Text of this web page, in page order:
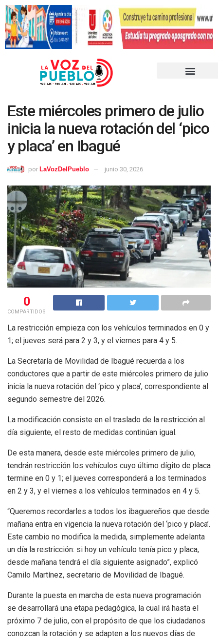
Este miércoles primero de julio
inicia la nueva rotación del ‘pico
y placa’ en Ibagué
por LaVozDelPueblo junio 30, 2026
0
COMPARTIDOS
La restricción empieza con los vehículos terminados en 0 y
1; el jueves será para 2 y 3, y el viernes para 4 y 5.
La Secretaría de Movilidad de Ibagué recuerda a los
conductores que a partir de este miércoles primero de julio
inicia la nueva rotación del ‘pico y placa’, correspondiente al
segundo semestre del 2026.
La modificación consiste en el traslado de la restricción al
día siguiente, el resto de medidas continúan igual.
De esta manera, desde este miércoles primero de julio,
tendrán restricción los vehículos cuyo último dígito de placa
termine en 0 y 1; el jueves corresponderá a los terminados
en 2 y 3, y el viernes a los vehículos terminados en 4 y 5.
“Queremos recordarles a todos los ibaguereños que desde
mañana entra en vigencia la nueva rotación del ‘pico y placa’.
Este cambio no modifica la medida, simplemente adelanta
un día la restricción: si hoy un vehículo tenía pico y placa,
desde mañana tendrá el día siguiente asignado”, explicó
Camilo Martínez, secretario de Movilidad de Ibagué.
Durante la puesta en marcha de esta nueva programación
se desarrollará una etapa pedagógica, la cual irá hasta el
próximo 7 de julio, con el propósito de que los ciudadanos
conozcan la rotación y se adapten a los nuevos días de